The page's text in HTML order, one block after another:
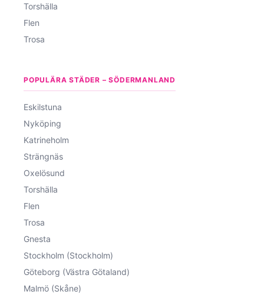
Torshälla
Flen
Trosa
POPULÄRA STÄDER – SÖDERMANLAND
Eskilstuna
Nyköping
Katrineholm
Strängnäs
Oxelösund
Torshälla
Flen
Trosa
Gnesta
Stockholm (Stockholm)
Göteborg (Västra Götaland)
Malmö (Skåne)